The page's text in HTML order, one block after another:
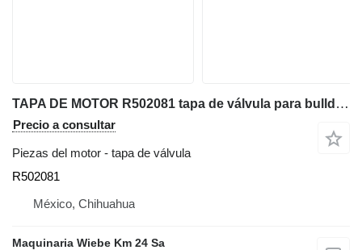
TAPA DE MOTOR R502081 tapa de válvula para bulldozer
Precio a consultar
Piezas del motor - tapa de válvula
R502081
México, Chihuahua
Maquinaria Wiebe Km 24 Sa